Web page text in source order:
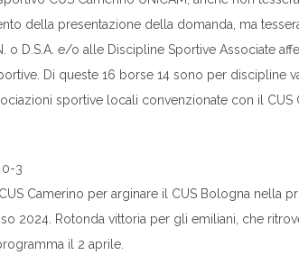
della presentazione della domanda, ma
o D.S.A. e/o alle Discipline Sportive Associate
Di queste 16 borse 14 sono per discipline
sportive locali convenzionate con il CUS
0-3
Camerino per arginare il CUS Bologna nella
2024. Rotonda vittoria per gli emiliani, che
il 2 aprile.